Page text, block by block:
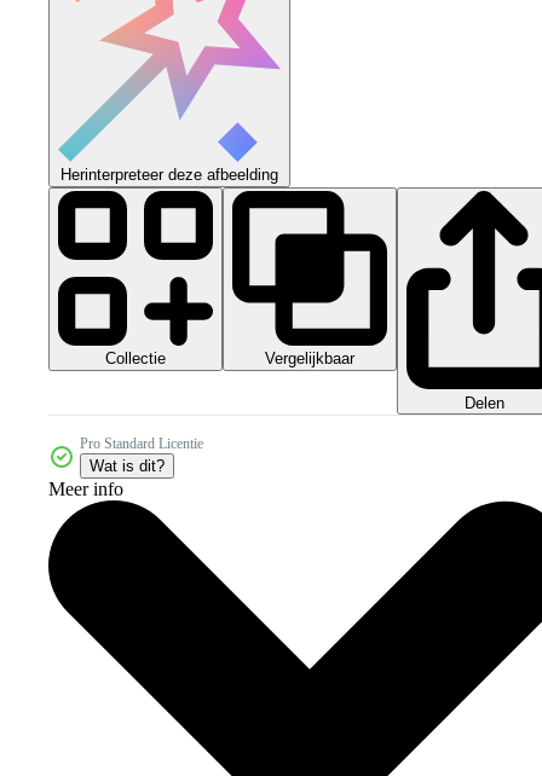
Herinterpreteer deze afbeelding
Collectie Vergelijkbaar
Delen
Pro Standard Licentie
Wat is dit?
Meer info